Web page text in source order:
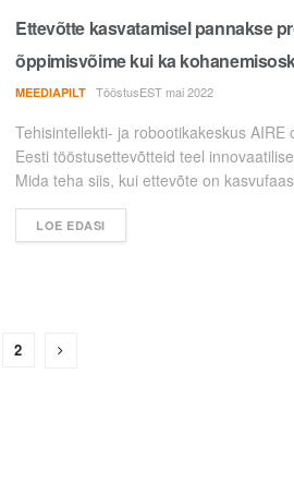
Ettevõtte kasvatamisel pannakse
õppimisvõime kui ka
MEEDIAPILT TööstusEST mai 2022
Tehisintellekti- ja robootikakeskus AIRE
Eesti tööstusettevõtteid teel
Mida teha siis, kui ettevõte on
LOE EDASI
2